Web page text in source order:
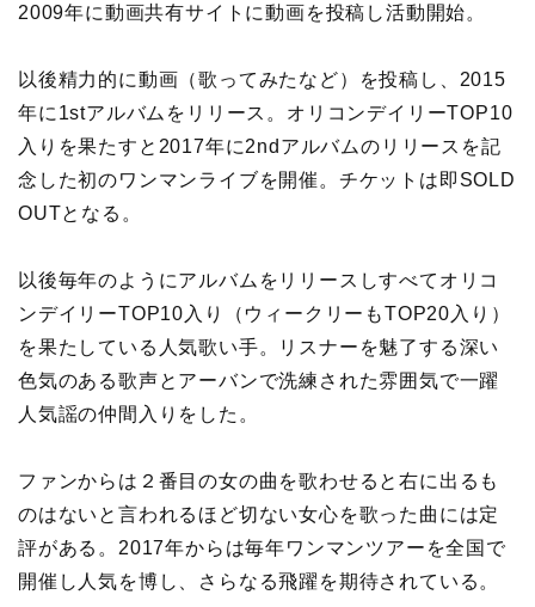
2009年に動画共有サイトに動画を投稿し活動開始。
以後精力的に動画（歌ってみたなど）を投稿し、2015
年に1stアルバムをリリース。オリコンデイリーTOP10
入りを果たすと2017年に2ndアルバムのリリースを記
念した初のワンマンライブを開催。チケットは即SOLD
OUTとなる。
以後毎年のようにアルバムをリリースしすべてオリコ
ンデイリーTOP10入り（ウィークリーもTOP20入り）
を果たしている人気歌い手。リスナーを魅了する深い
色気のある歌声とアーバンで洗練された雰囲気で一躍
人気謡の仲間入りをした。
ファンからは２番目の女の曲を歌わせると右に出るも
のはないと言われるほど切ない女心を歌った曲には定
評がある。2017年からは毎年ワンマンツアーを全国で
開催し人気を博し、さらなる飛躍を期待されている。